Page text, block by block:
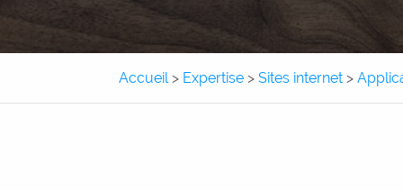
Application mobile
Accueil> Expertise > Sites internet >